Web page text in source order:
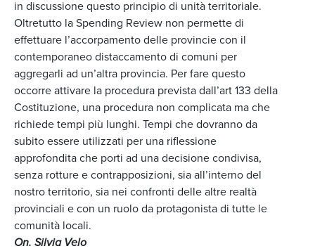
in discussione questo principio di unità territoriale.
Oltretutto la Spending Review non permette di
effettuare l’accorpamento delle provincie con il
contemporaneo distaccamento di comuni per
aggregarli ad un’altra provincia. Per fare questo
occorre attivare la procedura prevista dall’art 133 della
Costituzione, una procedura non complicata ma che
richiede tempi più lunghi. Tempi che dovranno da
subito essere utilizzati per una riflessione
approfondita che porti ad una decisione condivisa,
senza rotture e contrapposizioni, sia all’interno del
nostro territorio, sia nei confronti delle altre realtà
provinciali e con un ruolo da protagonista di tutte le
comunità locali.
On. Silvia Velo